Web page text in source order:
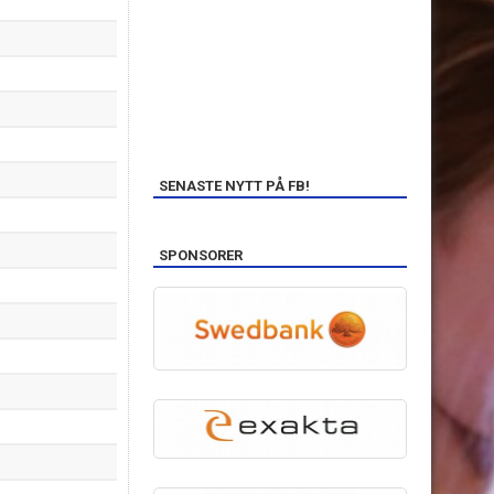
SENASTE NYTT PÅ FB!
SPONSORER